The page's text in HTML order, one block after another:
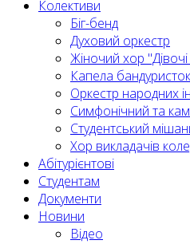
Колективи
Біг-бенд
Духовий оркестр
Жіночий хор "Дівочі
Капела бандуристок
Оркестр народних
Симфонічний та
Студентський
Хор викладачів
Абітурієнтові
Студентам
Документи
Новини
Відео